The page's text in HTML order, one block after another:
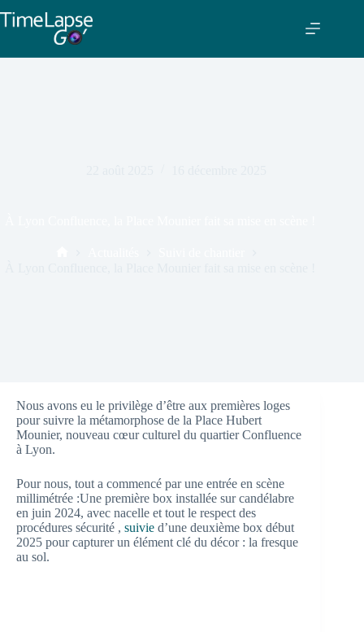
Nous avons eu le privilège d’être aux premières loges
pour suivre la métamorphose de la Place Hubert
Mounier, nouveau cœur culturel du quartier Confluence
à Lyon.
Pour nous, tout a commencé par une entrée en scène
millimétrée :Une première box installée sur candélabre
en juin 2024, avec nacelle et tout le respect des
procédures sécurité , suivie d’une deuxième box début
2025 pour capturer un élément clé du décor : la fresque
au sol.